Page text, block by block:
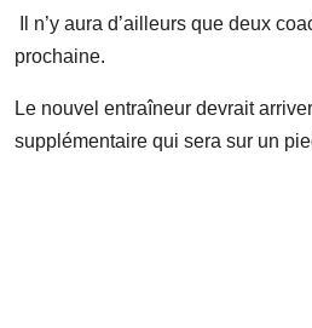
Il n’y aura d’ailleurs que deux
prochaine.
Le nouvel entraîneur devrait
supplémentaire qui sera sur un